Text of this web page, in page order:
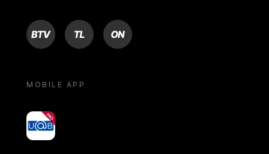
BTV TL ON
MOBILE APP
yoU@B